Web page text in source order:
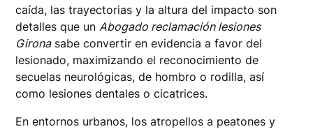
caída, las trayectorias y la altura del impacto son
detalles que unAbogado reclamación lesiones
Gironasabe convertir en evidencia a favor del
lesionado, maximizando el reconocimiento de
secuelas neurológicas, de hombro o rodilla, así
como lesiones dentales o cicatrices.
En entornos urbanos, los atropellos a peatones y